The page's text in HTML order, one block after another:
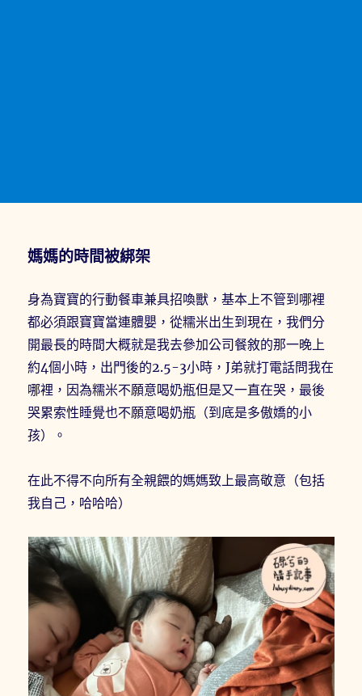
媽媽的時間被綁架
身為寶寶的行動餐車兼具招喚獸，基本上不管到哪裡
都必須跟寶寶當連體嬰，從糯米出生到現在，我們分
開最長的時間大概就是我去參加公司餐敘的那一晚上
約4個小時，出門後的2.5-3小時，J弟就打電話問我在
哪裡，因為糯米不願意喝奶瓶但是又一直在哭，最後
哭累索性睡覺也不願意喝奶瓶（到底是多傲嬌的小
孩）。
在此不得不向所有全親餵的媽媽致上最高敬意（包括
我自己，哈哈哈）